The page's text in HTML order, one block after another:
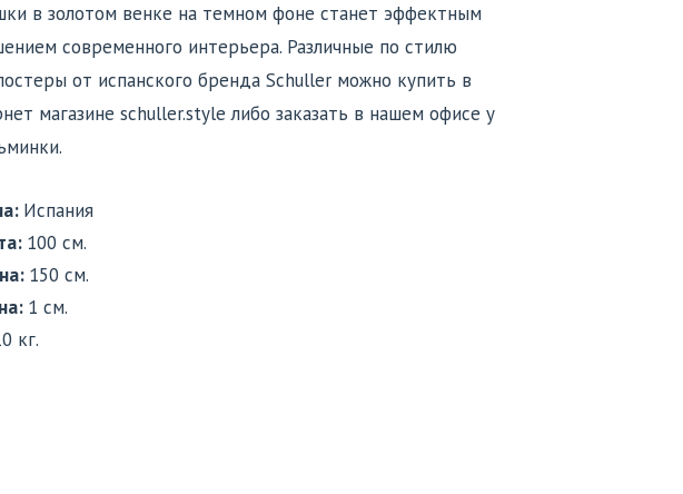
в золотом венке на темном фоне станет эффектным
современного интерьера. Различные по стилю
от испанского бренда Schuller можно купить в
магазине schuller.style либо заказать в нашем офисе у
Испания
100 см.
150 см.
1 см.
кг.